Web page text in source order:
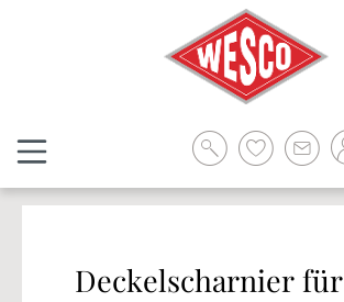
Deckelscharnier für